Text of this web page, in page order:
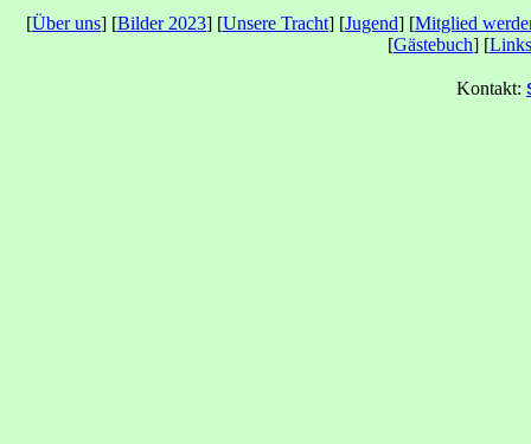
[Über uns] [Bilder 2023] [Unsere Tracht] [Jugend] [Mitglied
[Gästebuch] [Links
Kontakt: